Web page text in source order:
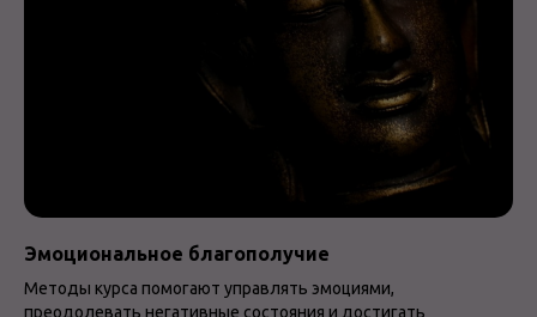
Эмоциональное благополучие
Методы курса помогают управлять эмоциями,
преодолевать негативные состояния и достигать